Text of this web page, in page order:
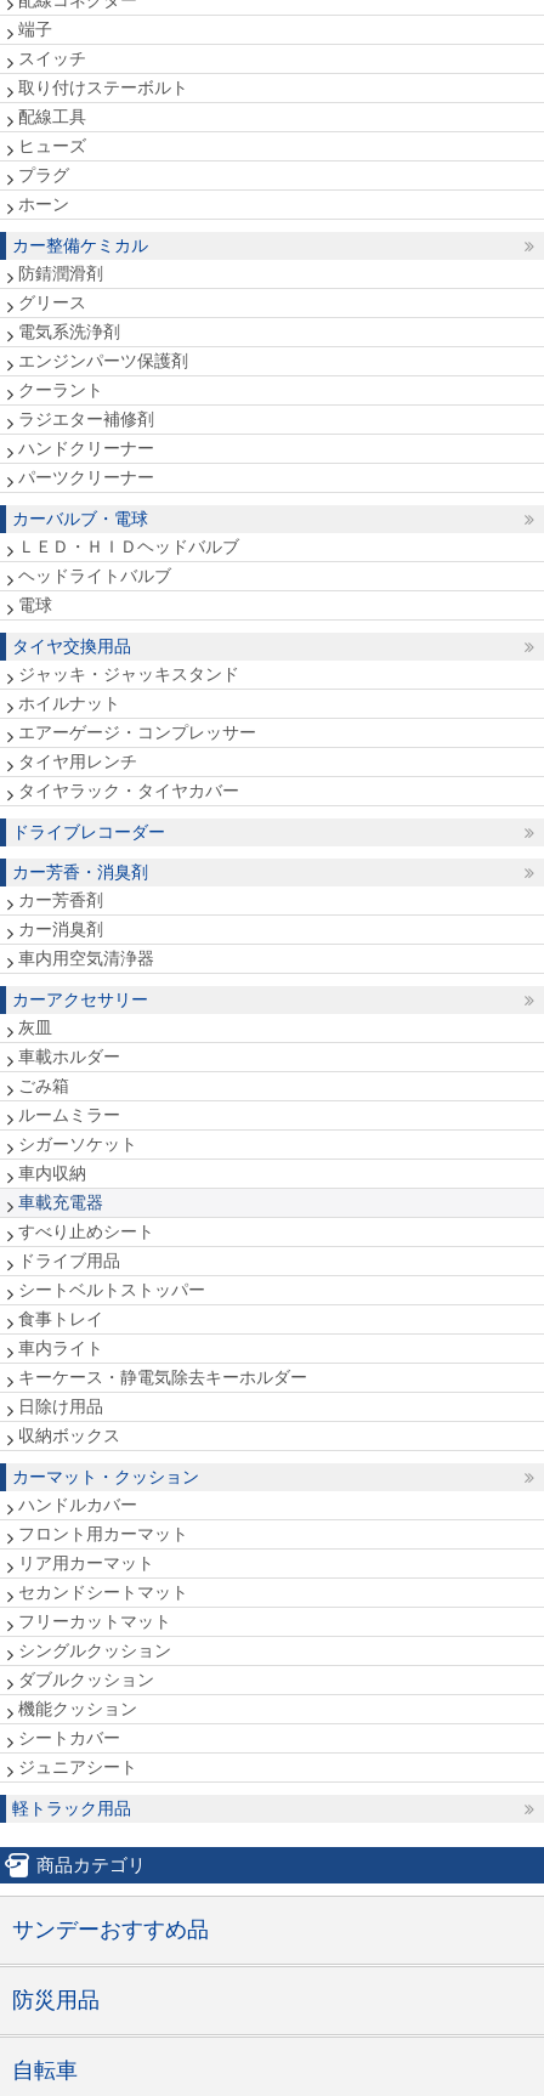
端子
スイッチ
取り付けステーボルト
配線工具
ヒューズ
プラグ
ホーン
カー整備ケミカル
防錆潤滑剤
グリース
電気系洗浄剤
エンジンパーツ保護剤
クーラント
ラジエター補修剤
ハンドクリーナー
パーツクリーナー
カーバルブ・電球
ＬＥＤ・ＨＩＤヘッドバルブ
ヘッドライトバルブ
電球
タイヤ交換用品
ジャッキ・ジャッキスタンド
ホイルナット
エアーゲージ・コンプレッサー
タイヤ用レンチ
タイヤラック・タイヤカバー
ドライブレコーダー
カー芳香・消臭剤
カー芳香剤
カー消臭剤
車内用空気清浄器
カーアクセサリー
灰皿
車載ホルダー
ごみ箱
ルームミラー
シガーソケット
車内収納
車載充電器
すべり止めシート
ドライブ用品
シートベルトストッパー
食事トレイ
車内ライト
キーケース・静電気除去キーホルダー
日除け用品
収納ボックス
カーマット・クッション
ハンドルカバー
フロント用カーマット
リア用カーマット
セカンドシートマット
フリーカットマット
シングルクッション
ダブルクッション
機能クッション
シートカバー
ジュニアシート
軽トラック用品
商品カテゴリ
サンデーおすすめ品
防災用品
自転車